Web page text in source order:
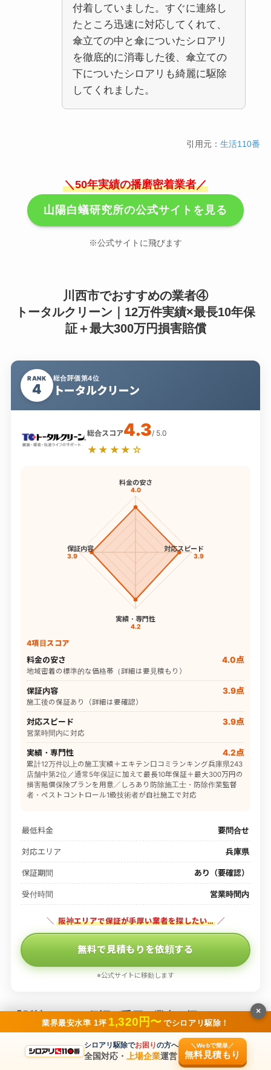
付着していました。すぐに連絡し
たところ迅速に対応してくれて、
傘立ての中と傘についたシロアリ
を徹底的に消毒した後、傘立ての
下についたシロアリも綺麗に駆除
してくれました。
引用元：生活110番
＼50年実績の播磨密着業者／
山陽白蟻研究所の公式サイトを見る
※公式サイトに飛びます
川西市でおすすめの業者④
トータルクリーン｜12万件実績×最長10年保
証＋最大300万円損害賠償
RANK
4
総合評価第4位
トータルクリーン
総合スコア4.3/ 5.0
★★★★☆
料金の安さ
4.0
対応スピード
3.9
実績・専門性
4.2
保証内容
3.9
4項目スコア
料金の安さ 4.0点
地域密着の標準的な価格帯（詳細は要見積もり）
保証内容 3.9点
施工後の保証あり（詳細は要確認）
対応スピード 3.9点
営業時間内に対応
実績・専門性 4.2点
累計12万件以上の施工実績＋エキテン口コミランキング兵庫県243
店舗中第2位／通常5年保証に加えて最長10年保証＋最大300万円の
損害賠償保険プランを用意／しろあり防除施工士・防除作業監督
者・ペストコントロール1級技術者が自社施工で対応
最低料金 要問合せ
対応エリア 兵庫県
保証期間 あり（要確認）
受付時間 営業時間内
＼ 阪神エリアで保証が手厚い業者を探したい… ／
無料で見積もりを依頼する
※公式サイトに移動します
阪神エリアで保証が手厚い業者を探したい… 」
そんな方におすすめなのが、「トータルクリー
業界最安水準 1坪 1,320円〜 でシロアリ駆除！
シロアリ駆除でお困りの方へ
全国対応・ 上場企業運営
＼Webで簡単／
無料見積もり
×